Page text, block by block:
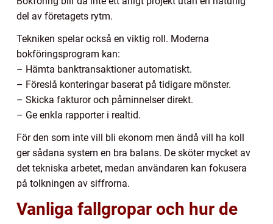
del av företagets rytm.
Tekniken spelar också en viktig roll. Moderna
bokföringsprogram kan:
– Hämta banktransaktioner automatiskt.
– Föreslå konteringar baserat på tidigare mönster.
– Skicka fakturor och påminnelser direkt.
– Ge enkla rapporter i realtid.
För den som inte vill bli ekonom men ändå vill ha koll
ger sådana system en bra balans. De sköter mycket av
det tekniska arbetet, medan användaren kan fokusera
på tolkningen av siffrorna.
Vanliga fallgropar och hur de